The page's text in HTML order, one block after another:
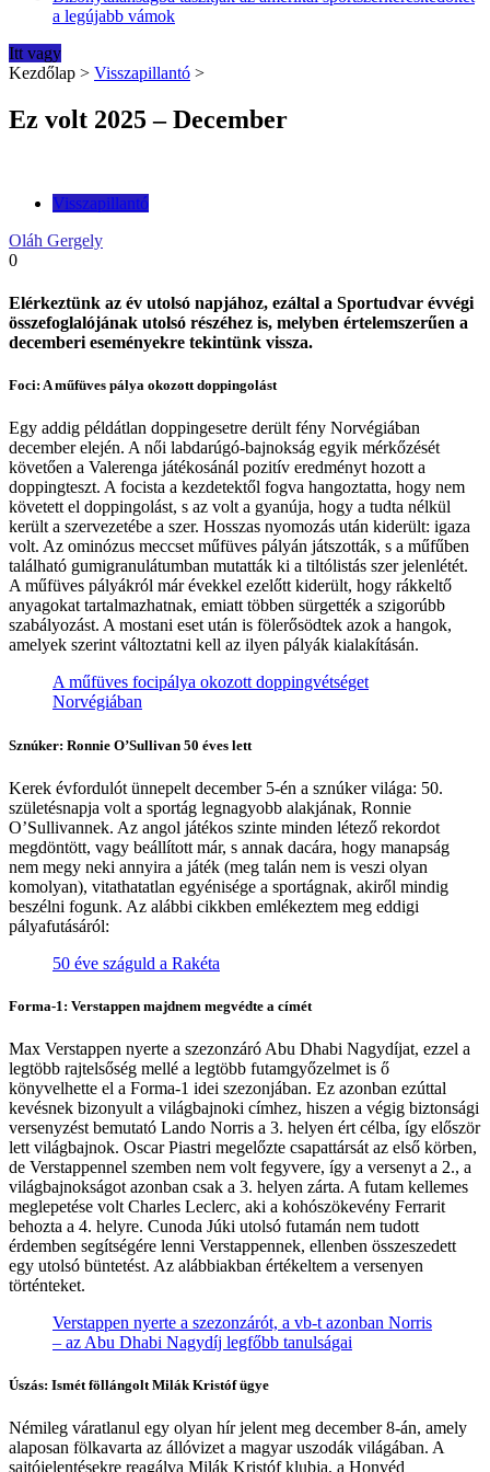
a legújabb vámok
Itt vagy
Kezdőlap > Visszapillantó >
Ez volt 2025 – December
Visszapillantó
Oláh Gergely
0
Elérkeztünk az év utolsó napjához, ezáltal a Sportudvar évvégi
összefoglalójának utolsó részéhez is, melyben értelemszerűen a
decemberi eseményekre tekintünk vissza.
Foci: A műfüves pálya okozott doppingolást
Egy addig példátlan doppingesetre derült fény Norvégiában
december elején. A női labdarúgó-bajnokság egyik mérkőzését
követően a Valerenga játékosánál pozitív eredményt hozott a
doppingteszt. A focista a kezdetektől fogva hangoztatta, hogy nem
követett el doppingolást, s az volt a gyanúja, hogy a tudta nélkül
került a szervezetébe a szer. Hosszas nyomozás után kiderült: igaza
volt. Az ominózus meccset műfüves pályán játszották, s a műfűben
található gumigranulátumban mutatták ki a tiltólistás szer jelenlétét.
A műfüves pályákról már évekkel ezelőtt kiderült, hogy rákkeltő
anyagokat tartalmazhatnak, emiatt többen sürgették a szigorúbb
szabályozást. A mostani eset után is fölerősödtek azok a hangok,
amelyek szerint változtatni kell az ilyen pályák kialakításán.
A műfüves focipálya okozott doppingvétséget
Norvégiában
Sznúker: Ronnie O’Sullivan 50 éves lett
Kerek évfordulót ünnepelt december 5-én a sznúker világa: 50.
születésnapja volt a sportág legnagyobb alakjának, Ronnie
O’Sullivannek. Az angol játékos szinte minden létező rekordot
megdöntött, vagy beállított már, s annak dacára, hogy manapság
nem megy neki annyira a játék (meg talán nem is veszi olyan
komolyan), vitathatatlan egyénisége a sportágnak, akiről mindig
beszélni fogunk. Az alábbi cikkben emlékeztem meg eddigi
pályafutásáról:
50 éve száguld a Rakéta
Forma-1: Verstappen majdnem megvédte a címét
Max Verstappen nyerte a szezonzáró Abu Dhabi Nagydíjat, ezzel a
legtöbb rajtelsőség mellé a legtöbb futamgyőzelmet is ő
könyvelhette el a Forma-1 idei szezonjában. Ez azonban ezúttal
kevésnek bizonyult a világbajnoki címhez, hiszen a végig biztonsági
versenyzést bemutató Lando Norris a 3. helyen ért célba, így először
lett világbajnok. Oscar Piastri megelőzte csapattársát az első körben,
de Verstappennel szemben nem volt fegyvere, így a versenyt a 2., a
világbajnokságot azonban csak a 3. helyen zárta. A futam kellemes
meglepetése volt Charles Leclerc, aki a kohószökevény Ferrarit
behozta a 4. helyre. Cunoda Júki utolsó futamán nem tudott
érdemben segítségére lenni Verstappennek, ellenben összeszedett
egy utolsó büntetést. Az alábbiakban értékeltem a versenyen
történteket.
Verstappen nyerte a szezonzárót, a vb-t azonban Norris
– az Abu Dhabi Nagydíj legfőbb tanulságai
Úszás: Ismét föllángolt Milák Kristóf ügye
Némileg váratlanul egy olyan hír jelent meg december 8-án, amely
alaposan fölkavarta az állóvizet a magyar uszodák világában. A
sajtójelentésekre reagálva Milák Kristóf klubja, a Honvéd